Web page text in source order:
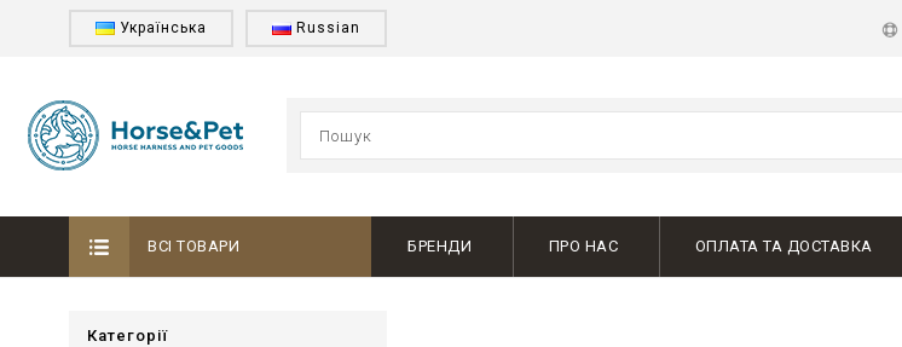
Українська Russian
ВСІ ТОВАРИ БРЕНДИ ПРО НАС ОПЛАТА ТА ДОСТАВКА
Категорії